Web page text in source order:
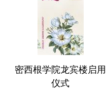
密西根学院龙宾楼启用
仪式